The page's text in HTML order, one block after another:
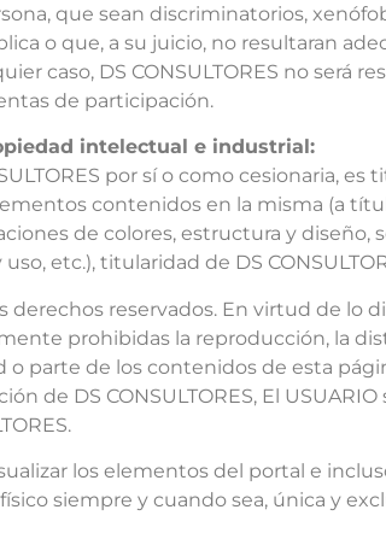
que sean discriminatorios,
o que, a su juicio, no resultaran
caso, DS CONSULTORES no será
de participación.
intelectual e industrial:
por sí o como cesionaria,
contenidos en la misma (a
de colores, estructura y diseño,
uso, etc.), titularidad de DS
derechos reservados. En virtud de lo
prohibidas la reproducción, la
o parte de los contenidos de esta
de DS CONSULTORES, El
los elementos del portal e
siempre y cuando sea, única y